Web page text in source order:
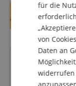
Fragen
für die
von
Daten an
widerrufen